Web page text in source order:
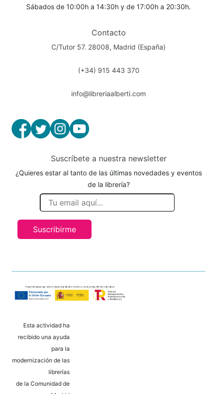
Sábados de 10:00h a 14:30h y de 17:00h a 20:30h.
Contacto
C/Tutor 57. 28008, Madrid (España)
(+34) 915 443 370
info@libreriaalberti.com
Suscríbete a nuestra newsletter
¿Quieres estar al tanto de las últimas novedades y eventos
de la librería?
Suscribirme
Esta actividad ha
recibido una ayuda
para la
modernización de las
librerías
de la Comunidad de